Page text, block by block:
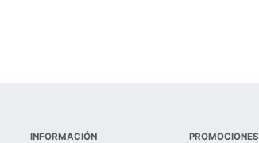
INFORMACIÓN PROMOCIONES